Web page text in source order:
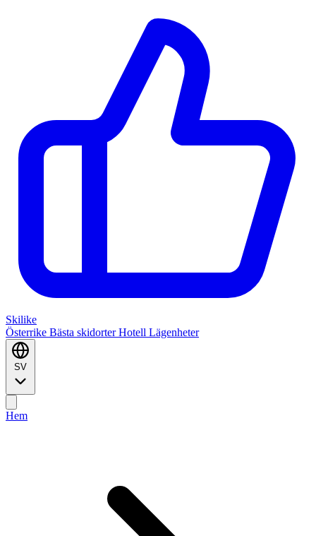
Skilike
Österrike Bästa skidorterHotell Lägenheter
SV
Hem